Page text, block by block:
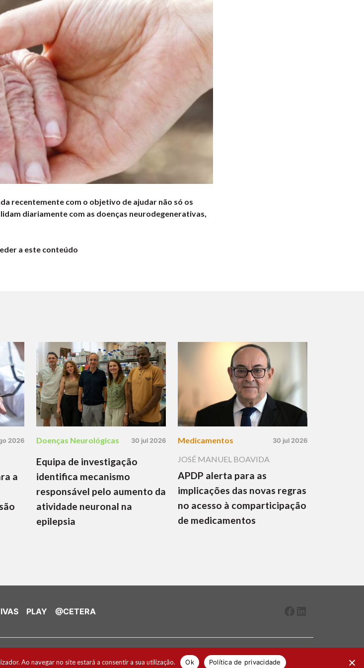
recentemente com o objetivo de ajudar não só os
diariamente com as doenças neurodegenerativas,
a este conteúdo
2026
a
Doenças Neurológicas 30 jul 2026
Equipa de investigação
identifica mecanismo
responsável pelo aumento da
atividade neuronal na
epilepsia
Medicamentos 30 jul 2026
JOSÉ MANUEL BOAVIDA
APDP alerta para as
implicações das novas regras
no acesso à comparticipação
de medicamentos
PLAY @CETERA
Ao navegar no site estará a consentir a sua utilização. Ok Política de privacidade